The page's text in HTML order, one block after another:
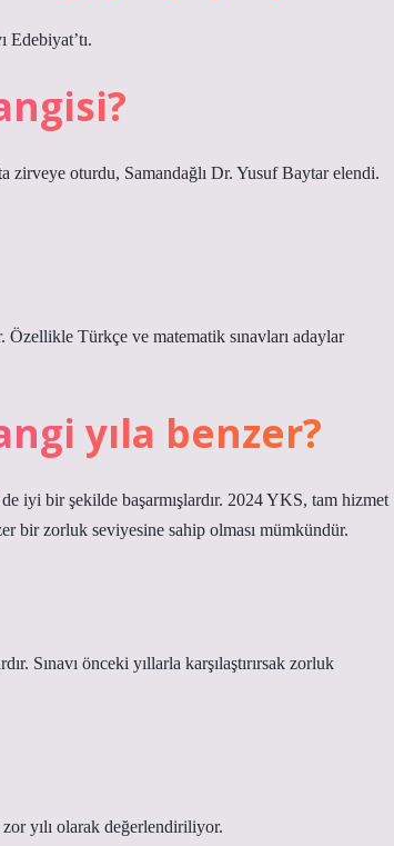
Edebiyat’tı.
zirveye oturdu, Samandağlı Dr. Yusuf Baytar elendi.
Türkçe ve matematik sınavları adaylar
yıla benzer?
iyi bir şekilde başarmışlardır. 2024 YKS, tam hizmet
bir zorluk seviyesine sahip olması mümkündür.
Sınavı önceki yıllarla karşılaştırırsak zorluk
yılı olarak değerlendiriliyor.